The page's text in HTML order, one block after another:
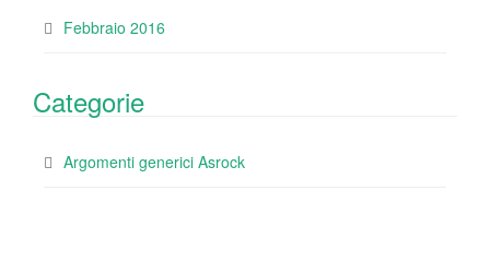
Febbraio 2016
Categorie
Argomenti generici Asrock